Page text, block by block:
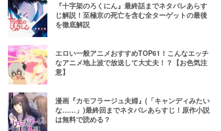
『十字架のろくにん』最終話までネタバレあらす
じ解説！至極京の死亡を含む全ターゲットの最後
を徹底解説
エロい一般アニメおすすめTOP61！こんなエッチ
なアニメ地上波で放送して大丈夫！？【お色気注
意】
漫画『カモフラージュ夫婦』(「キャンディみたい
な……」)最終回までネタバレあらすじ！原作小説
は無料で読める？